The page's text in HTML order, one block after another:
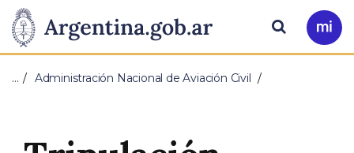
Presidencia
de
Nación
Pasar al contenido principal
Ir
a
Buscar
… Administración Nacional de Aviación Civil